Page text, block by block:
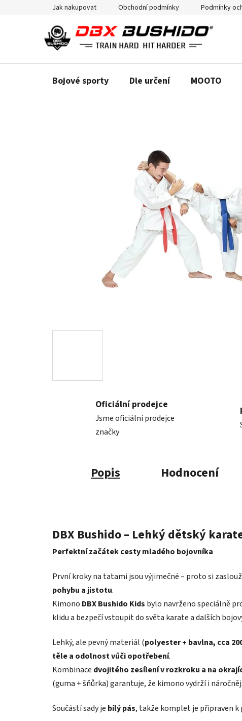
Jak nakupovat Obchodní podmínky Podmínky
Bojové sporty Dle určení MOOTO
Oficiální prodejce
Jsme oficiální prodejce
značky
Popis Hodnocení
DBX Bushido – Lehký dětský
Perfektní začátek cesty mladého bojovníka
První kroky na tatami jsou výjimečné – proto si
pohybu a jistotu.
Kimono DBX Bushido Kids bylo navrženo speciálně
klidu a bezpečí vstoupit do světa karate a dalších
Lehký, ale pevný materiál (polyester + bavlna, cca
těle a odolnost vůči opotřebení.
Kombinace dvojitého zesílení v rozkroku a na
(guma + šňůrka) garantuje, že kimono vydrží i
Součástí sady je bílý pás, takže komplet je připraven